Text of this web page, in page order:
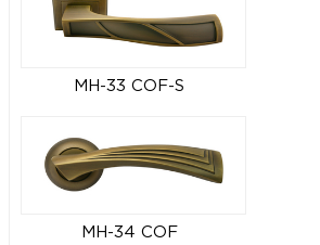
MH-33 COF-S
MH-34 COF